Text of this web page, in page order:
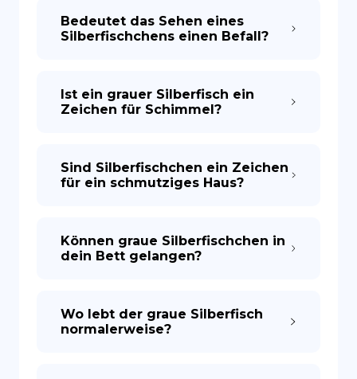
ES
Bedeutet das Sehen eines
Silberfischchens einen Befall?
Ist ein grauer Silberfisch ein
Zeichen für Schimmel?
Sind Silberfischchen ein Zeichen
für ein schmutziges Haus?
Können graue Silberfischchen in
dein Bett gelangen?
Wo lebt der graue Silberfisch
normalerweise?